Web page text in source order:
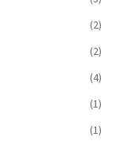
(2)
(2)
(4)
(1)
(1)